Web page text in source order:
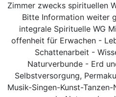
Zimmer zwecks spirituellen
Bitte Information weiter
integrale Spirituelle WG
offenheit für Erwachen -
Schattenarbeit -
Naturverbunde - Erd
Selbstversorgung,
Musik-Singen-Kunst-